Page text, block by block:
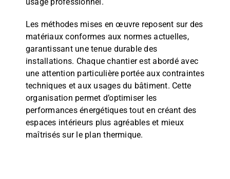
usage professionnel.
Les méthodes mises en œuvre reposent sur des
matériaux conformes aux normes actuelles,
garantissant une tenue durable des
installations. Chaque chantier est abordé avec
une attention particulière portée aux contraintes
techniques et aux usages du bâtiment. Cette
organisation permet d’optimiser les
performances énergétiques tout en créant des
espaces intérieurs plus agréables et mieux
maîtrisés sur le plan thermique.